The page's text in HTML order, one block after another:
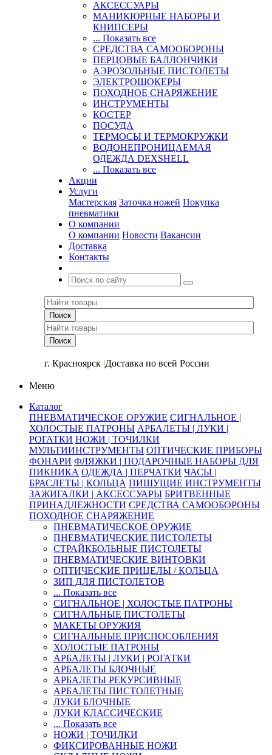
АКСЕССУАРЫ
МАНИКЮРНЫЕ НАБОРЫ И
КНИПСЕРЫ
... Показать все
СРЕДСТВА САМООБОРОНЫ
ПЕРЦОВЫЕ БАЛЛОНЧИКИ
АЭРОЗОЛЬНЫЕ ПИСТОЛЕТЫ
ЭЛЕКТРОШОКЕРЫ
ПОХОДНОЕ СНАРЯЖЕНИЕ
ИНСТРУМЕНТЫ
КОСТЕР
ПОСУДА
ТЕРМОСЫ И ТЕРМОКРУЖКИ
ВОДОНЕПРОНИЦАЕМАЯ
ОДЕЖДА DEXSHELL
... Показать все
Акции
Услуги
Мастерская Заточка ножей Покупка
пневматики
О компании
О компании Новости Вакансии
Доставка
Контакты
г. Красноярск |Доставка по всей России
Меню
Каталог
ПНЕВМАТИЧЕСКОЕ ОРУЖИЕ СИГНАЛЬНОЕ |
ХОЛОСТЫЕ ПАТРОНЫ АРБАЛЕТЫ | ЛУКИ |
РОГАТКИ НОЖИ | ТОЧИЛКИ
МУЛЬТИИНСТРУМЕНТЫ ОПТИЧЕСКИЕ ПРИБОРЫ
ФОНАРИ ФЛЯЖКИ | ПОДАРОЧНЫЕ НАБОРЫ ДЛЯ
ПИКНИКА ОДЕЖДА | ПЕРЧАТКИ ЧАСЫ |
БРАСЛЕТЫ | КОЛЬЦА ПИШУЩИЕ ИНСТРУМЕНТЫ
ЗАЖИГАЛКИ | АКСЕССУАРЫ БРИТВЕННЫЕ
ПРИНАДЛЕЖНОСТИ СРЕДСТВА САМООБОРОНЫ
ПОХОДНОЕ СНАРЯЖЕНИЕ
ПНЕВМАТИЧЕСКОЕ ОРУЖИЕ
ПНЕВМАТИЧЕСКИЕ ПИСТОЛЕТЫ
СТРАЙКБОЛЬНЫЕ ПИСТОЛЕТЫ
ПНЕВМАТИЧЕСКИЕ ВИНТОВКИ
ОПТИЧЕСКИЕ ПРИЦЕЛЫ / КОЛЬЦА
ЗИП ДЛЯ ПИСТОЛЕТОВ
... Показать все
СИГНАЛЬНОЕ | ХОЛОСТЫЕ ПАТРОНЫ
СИГНАЛЬНЫЕ ПИСТОЛЕТЫ
МАКЕТЫ ОРУЖИЯ
СИГНАЛЬНЫЕ ПРИСПОСОБЛЕНИЯ
ХОЛОСТЫЕ ПАТРОНЫ
АРБАЛЕТЫ | ЛУКИ | РОГАТКИ
АРБАЛЕТЫ БЛОЧНЫЕ
АРБАЛЕТЫ РЕКУРСИВНЫЕ
АРБАЛЕТЫ ПИСТОЛЕТНЫЕ
ЛУКИ БЛОЧНЫЕ
ЛУКИ КЛАССИЧЕСКИЕ
... Показать все
НОЖИ | ТОЧИЛКИ
ФИКСИРОВАННЫЕ НОЖИ